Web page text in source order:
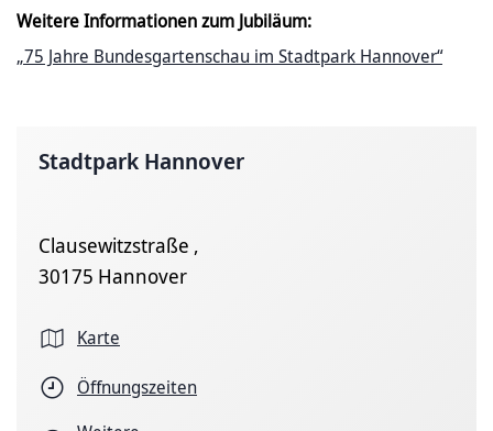
Weitere Informationen zum Jubiläum:
„75 Jahre Bundesgartenschau im Stadtpark Hannover“
Stadtpark Hannover
Clausewitzstraße ,
30175 Hannover
Karte
Öffnungszeiten